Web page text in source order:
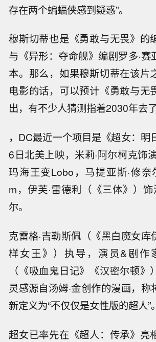
存在两个蝙蝠侠感到疑惑”。
穆斯切蒂也是《勇敢与无畏》的
与《异形：夺命舰》编剧罗多·赛
本。那么，如果穆斯切蒂在该片
电影的话，可以预计《勇敢与无
出，有不少人猜测指着2030年去了
，DC最近一个项目是《超女：明
6日北美上映，米莉·阿尔柯克饰
玛海王变Lobo，马提亚斯·修奈
m，伊芙·雷德利（《三体》）饰
尔。
克雷格·吉勒斯佩（《黑白魔女库
样女王》）执导，演员&剧作
（《吸血鬼日记》《汉密尔顿
灵感源自汤姆·金创作的漫画，
新定义为“不仅仅是女性版的超人”。
超女已率先在《超人：传承》亮